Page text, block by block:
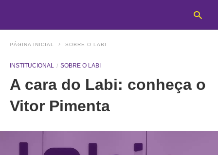
PÁGINA INICIAL SOBRE O LABI
INSTITUCIONAL SOBRE O LABI
A cara do Labi: conheça o
Vitor Pimenta